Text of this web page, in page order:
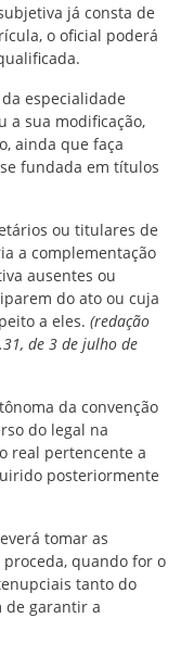
já consta de
o oficial poderá
especialidade
a sua modificação,
ainda que faça
fundada em títulos
ou titulares de
a complementação
ausentes ou
do ato ou cuja
a eles. (redação
de 3 de julho de
da convenção
do legal na
real pertencente a
posteriormente
tomar as
quando for o
tanto do
de garantir a